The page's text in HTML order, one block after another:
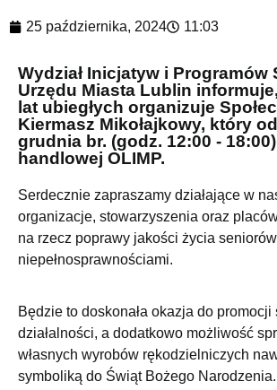
25 października, 2024 11:03
Wydział Inicjatyw i Programów
Urzędu Miasta Lublin
lat ubiegłych organizuje
Kiermasz Mikołajkowy, który
grudnia br. (godz. 12:00 -
handlowej OLIMP.
Serdecznie zapraszamy działające w
organizacje, stowarzyszenia oraz
na rzecz poprawy jakości życia
niepełnosprawnościami.
Będzie to doskonała okazja do promocji
działalności, a dodatkowo możliwość
własnych wyrobów rękodzielniczych
symboliką do Świąt Bożego Narodzenia.